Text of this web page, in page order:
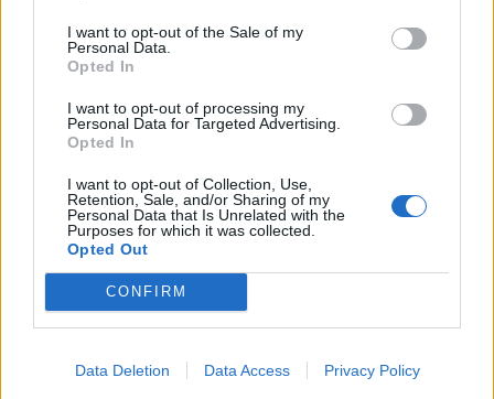
I want to opt-out of the Sale of my
Personal Data.
Opted In
I want to opt-out of processing my
Personal Data for Targeted Advertising.
Opted In
I want to opt-out of Collection, Use,
Retention, Sale, and/or Sharing of my
Personal Data that Is Unrelated with the
Purposes for which it was collected.
Opted Out
CONFIRM
Data Deletion Data Access Privacy Policy
Sütibeállítások
Médiatér
Liget
Krónika
Bihari Napló
Erdélyi Napló
Főtér
Rádió GaGa